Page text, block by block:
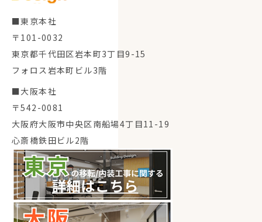
■東京本社
〒101-0032
東京都千代田区岩本町3丁目9-15
フォロス岩本町ビル3階
■大阪本社
〒542-0081
大阪府大阪市中央区南船場4丁目11-19
心斎橋鉄田ビル2階